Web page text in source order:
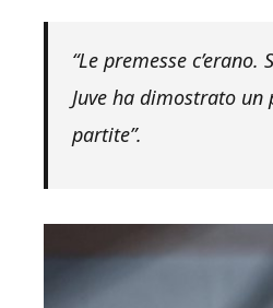
“Le premesse
Juve ha dimostrato
partite”.